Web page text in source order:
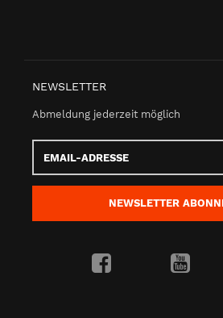
NEWSLETTER
Abmeldung jederzeit möglich
Adresse
NEWSLETTER